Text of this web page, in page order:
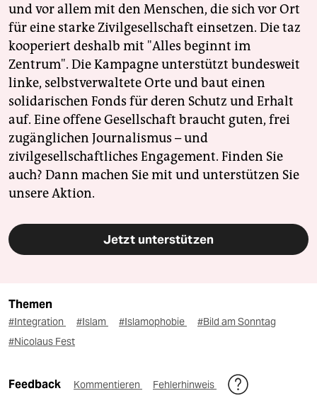
und vor allem mit den Menschen, die sich vor Ort
für eine starke Zivilgesellschaft einsetzen. Die taz
kooperiert deshalb mit "Alles beginnt im
Zentrum". Die Kampagne unterstützt bundesweit
linke, selbstverwaltete Orte und baut einen
solidarischen Fonds für deren Schutz und Erhalt
auf. Eine offene Gesellschaft braucht guten, frei
zugänglichen Journalismus – und
zivilgesellschaftliches Engagement. Finden Sie
auch? Dann machen Sie mit und unterstützen Sie
unsere Aktion.
Jetzt unterstützen
Themen
#Integration #Islam #Islamophobie
#Bild am Sonntag
#Nicolaus Fest
Feedback Kommentieren Fehlerhinweis